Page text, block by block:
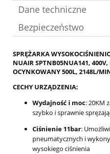
Dane techniczne
Bezpieczeństwo
SPRĘŻARKA
NUAIR SPTNB05NUA141,
OCYNKOWANY 500L, 2148L/
CECHY URZĄDZENIA:
Wydajność i moc: 20KM
szybko i sprawnie
Ciśnienie 11bar:
pneumatycznych i
wysokiego ciśnienia